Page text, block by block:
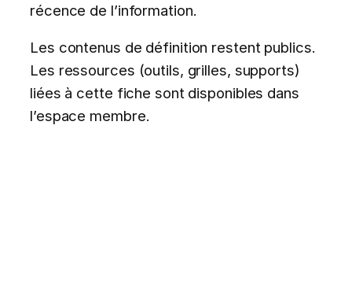
récence de l’information.
Les contenus de définition restent publics.
Les ressources (outils, grilles, supports)
liées à cette fiche sont disponibles dans
l’espace membre.